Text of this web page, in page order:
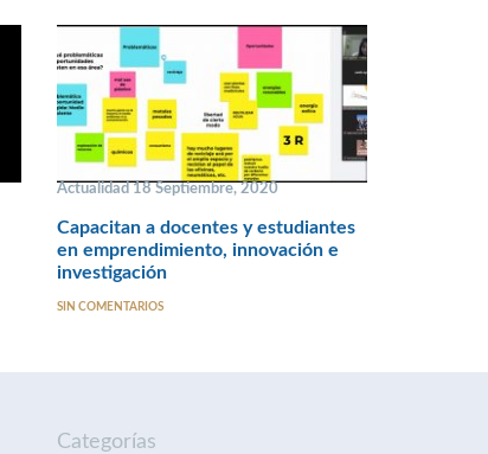
Actualidad 18 Septiembre, 2020
Capacitan a docentes y estudiantes
en emprendimiento, innovación e
investigación
SIN COMENTARIOS
Categorías